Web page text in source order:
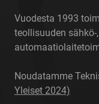
Vuodesta 1993
teollisuuden
Noudatamme
Yleiset 2024)